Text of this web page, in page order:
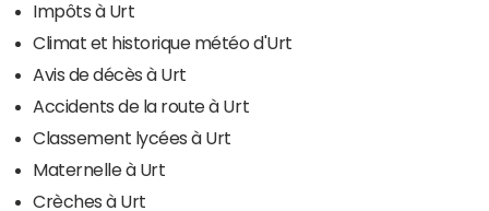
Impôts à Urt
Climat et historique météo d'Urt
Avis de décès à Urt
Accidents de la route à Urt
Classement lycées à Urt
Maternelle à Urt
Crèches à Urt